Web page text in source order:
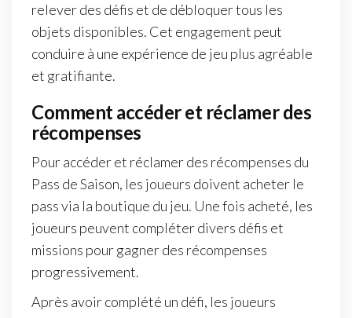
relever des défis et de débloquer tous les
objets disponibles. Cet engagement peut
conduire à une expérience de jeu plus agréable
et gratifiante.
Comment accéder et réclamer des
récompenses
Pour accéder et réclamer des récompenses du
Pass de Saison, les joueurs doivent acheter le
pass via la boutique du jeu. Une fois acheté, les
joueurs peuvent compléter divers défis et
missions pour gagner des récompenses
progressivement.
Après avoir complété un défi, les joueurs